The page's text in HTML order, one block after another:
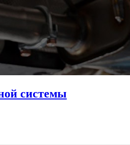
системы